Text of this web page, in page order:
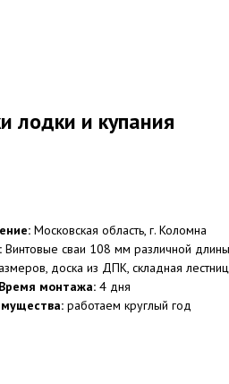
лодки и купания
Московская область, г. Коломна
Винтовые сваи 108 мм различной
доска из ДПК, складная
Время монтажа: 4 дня
работаем круглый год